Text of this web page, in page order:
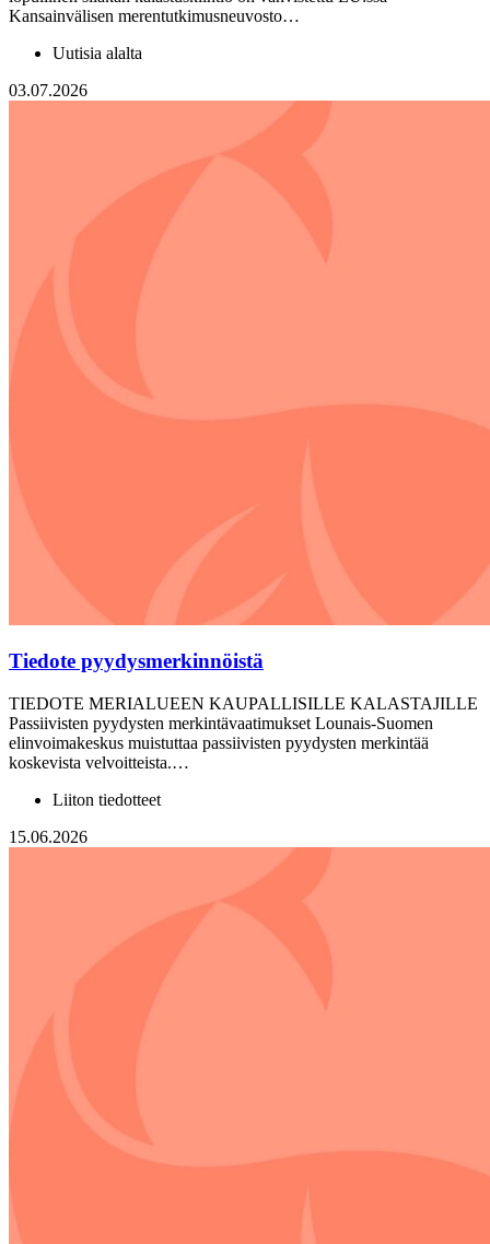
Kansainvälisen merentutkimusneuvosto…
Uutisia alalta
03.07.2026
Tiedote pyydysmerkinnöistä
TIEDOTE MERIALUEEN KAUPALLISILLE KALASTAJILLE
Passiivisten pyydysten merkintävaatimukset Lounais-Suomen
elinvoimakeskus muistuttaa passiivisten pyydysten merkintää
koskevista velvoitteista.…
Liiton tiedotteet
15.06.2026